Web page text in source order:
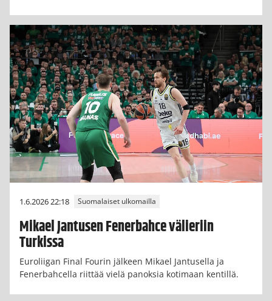
1.6.2026 22:18 Suomalaiset ulkomailla
Mikael Jantusen Fenerbahce välieriin
Turkissa
Euroliigan Final Fourin jälkeen Mikael Jantusella ja
Fenerbahcella riittää vielä panoksia kotimaan kentillä.